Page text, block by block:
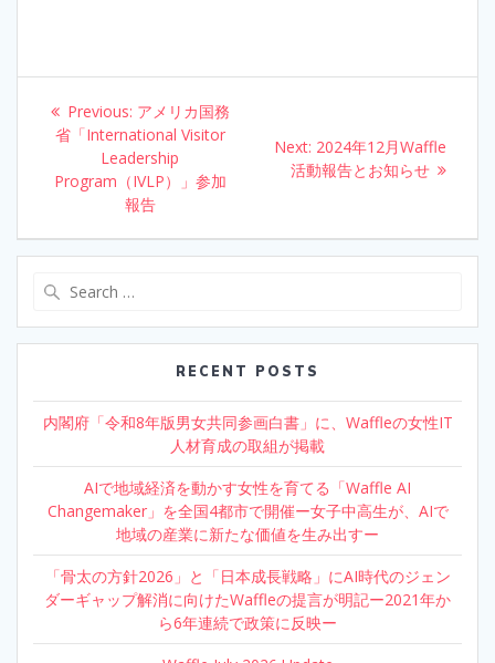
b
o
o
k
er e
n
e
Post
navigation
Previous: Previous
post:
アメリカ国務
省「International Visitor
Leadership
Program（IVLP）」参加
報告
Next: Next
post:
2024年12月Waffle
活動報告とお知らせ
RECENT POSTS
内閣府「令和8年版男女共同参画白書」に、Waffleの女性IT
人材育成の取組が掲載
AIで地域経済を動かす女性を育てる「Waffle AI
Changemaker」を全国4都市で開催ー女子中高生が、AIで
地域の産業に新たな価値を生み出すー
「骨太の方針2026」と「日本成長戦略」にAI時代のジェン
ダーギャップ解消に向けたWaffleの提言が明記ー2021年か
ら6年連続で政策に反映ー